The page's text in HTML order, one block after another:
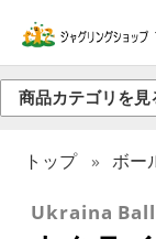
商品カテゴリを見
トップ ボー
Ukraina